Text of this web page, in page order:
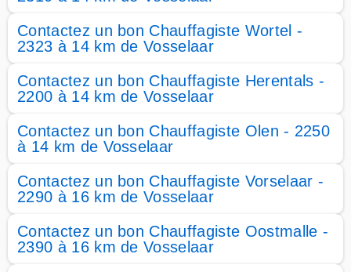
Contactez un bon Chauffagiste Wortel -
2323 à 14 km de Vosselaar
Contactez un bon Chauffagiste Herentals -
2200 à 14 km de Vosselaar
Contactez un bon Chauffagiste Olen - 2250
à 14 km de Vosselaar
Contactez un bon Chauffagiste Vorselaar -
2290 à 16 km de Vosselaar
Contactez un bon Chauffagiste Oostmalle -
2390 à 16 km de Vosselaar